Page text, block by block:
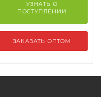
УЗНАТЬ О
ПОСТУПЛЕНИИ
ЗАКАЗАТЬ ОПТОМ